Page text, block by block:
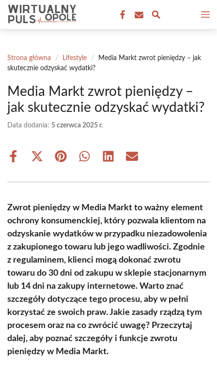
Przejdź
treści
Strona główna / Lifestyle /
Media Markt zwrot pieniędzy – jak
skutecznie odzyskać wydatki?
Media Markt zwrot pieniędzy –
jak skutecznie odzyskać wydatki?
Data dodania: 5 czerwca 2025 r.
Share
Share
(Twitter)
Share Share Share Share
Zwrot pieniędzy w Media Markt to ważny element
ochrony konsumenckiej, który pozwala klientom na
odzyskanie wydatków w przypadku niezadowolenia
z zakupionego towaru lub jego wadliwości. Zgodnie
z regulaminem, klienci mogą dokonać zwrotu
towaru do 30 dni od zakupu w sklepie stacjonarnym
lub 14 dni na zakupy internetowe. Warto znać
szczegóły dotyczące tego procesu, aby w pełni
korzystać ze swoich praw. Jakie zasady rządzą tym
procesem oraz na co zwrócić uwagę? Przeczytaj
dalej, aby poznać szczegóły i funkcje zwrotu
pieniędzy w Media Markt.